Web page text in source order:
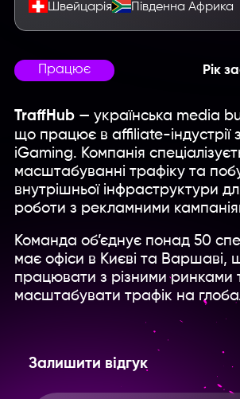
TraffHub— українська media
що працює в affiliate-індустрії
iGaming. Компанія
масштабуванні трафіку та
внутрішньої інфраструктури
роботи з рекламними
Команда об’єднує понад 50
має офіси в Києві та Варшаві,
працювати з різними ринками
масштабувати трафік на
Працює Рік
Залишити відгук
Швейцарія
Південна Африка